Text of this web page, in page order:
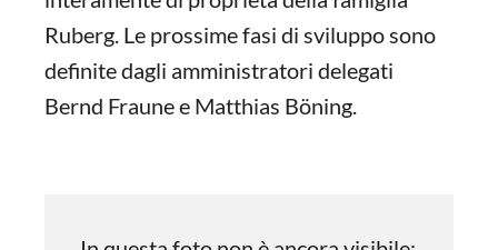
Ruberg. Le prossime fasi di sviluppo sono
definite dagli amministratori delegati
Bernd Fraune e Matthias Böning.